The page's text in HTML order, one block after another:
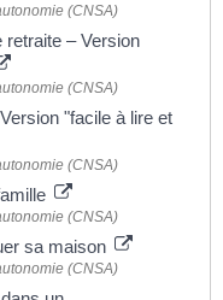
(CNSA)
retraite – Version
(CNSA)
"facile à lire et
(CNSA)
(CNSA)
sa maison
(CNSA)